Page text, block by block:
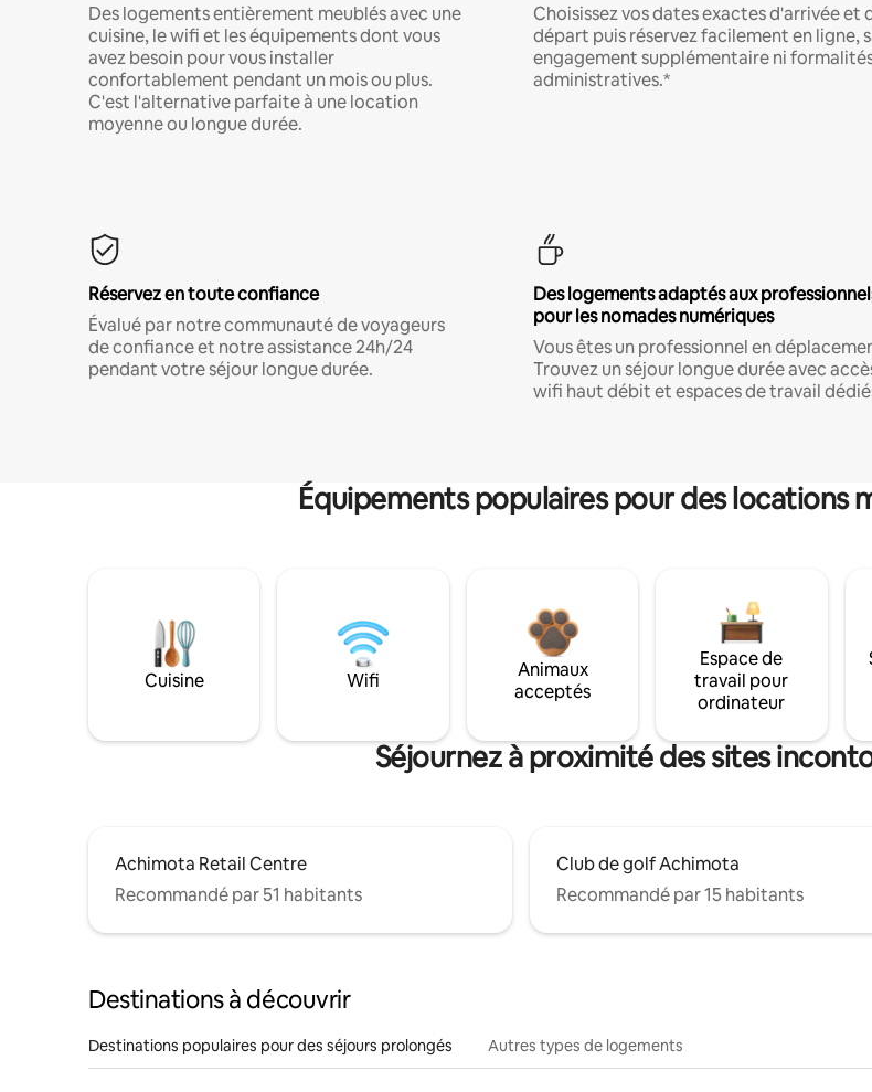
Des logements entièrement meublés avec une
cuisine, le wifi et les équipements dont vous
avez besoin pour vous installer
confortablement pendant un mois ou plus.
C'est l'alternative parfaite à une location
moyenne ou longue durée.
Choisissez vos dates exactes d'arrivée et
départ puis réservez facilement en ligne,
engagement supplémentaire ni
administratives.*
Réservez en toute confiance
Évalué par notre communauté de voyageurs
de confiance et notre assistance 24h/24
pendant votre séjour longue durée.
Des logements adaptés aux
pour les nomades numériques
Vous êtes un professionnel en
Trouvez un séjour longue durée avec
wifi haut débit et espaces de travail
Équipements populaires pour des locations
Cuisine Wifi
Animaux
acceptés
Espace de
travail pour
ordinateur
Séjournez à proximité des sites
Achimota Retail Centre
Recommandé par 51 habitants
Club de golf Achimota
Recommandé par 15 habitants
Destinations à découvrir
Destinations populaires pour des séjours prolongés Autres types de logements